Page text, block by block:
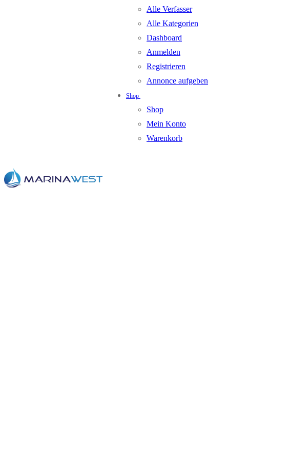
Alle Verfasser
Alle Kategorien
Dashboard
Anmelden
Registrieren
Annonce aufgeben
Shop
Shop
Mein Konto
Warenkorb